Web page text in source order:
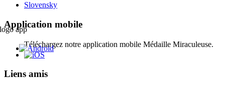
Slovensky
Application mobile
Téléchargez notre application mobile Médaille Miraculeuse.
Liens amis